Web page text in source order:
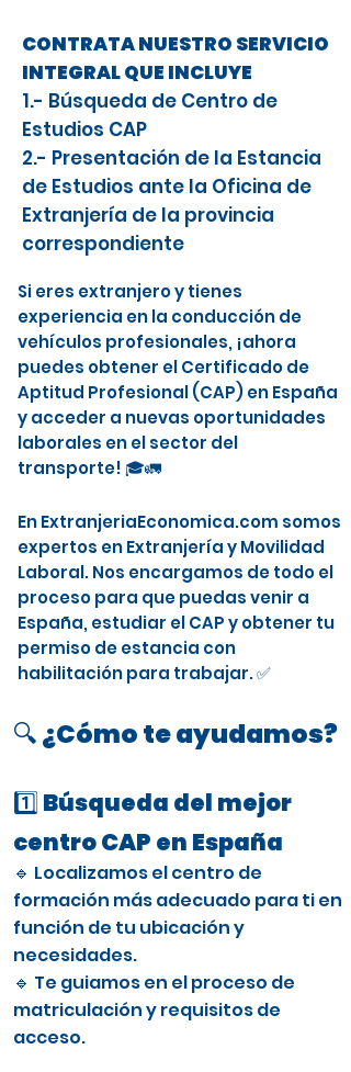
CONTRATA NUESTRO SERVICIO
INTEGRAL QUE INCLUYE
1.- Búsqueda de Centro de
Estudios CAP
2.- Presentación de la Estancia
de Estudios ante la Oficina de
Extranjería de la provincia
correspondiente
Si eres extranjero y tienes
experiencia en la conducción de
vehículos profesionales, ¡ahora
puedes obtener el Certificado de
Aptitud Profesional (CAP) en España
y acceder a nuevas oportunidades
laborales en el sector del
transporte! 🎓🚛
En ExtranjeriaEconomica.com somos
expertos en Extranjería y Movilidad
Laboral. Nos encargamos de todo el
proceso para que puedas venir a
España, estudiar el CAP y obtener tu
permiso de estancia con
habilitación para trabajar. ✅
🔍 ¿Cómo te ayudamos?
1️⃣ Búsqueda del mejor
centro CAP en España
🔹 Localizamos el centro de
formación más adecuado para ti en
función de tu ubicación y
necesidades.
🔹 Te guiamos en el proceso de
matriculación y requisitos de
acceso.